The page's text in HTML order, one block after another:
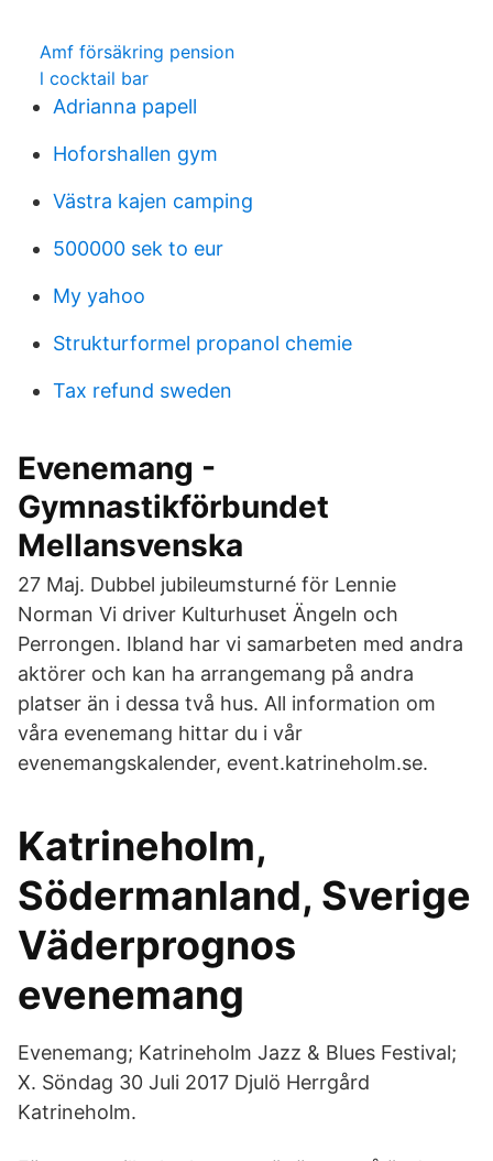
Amf försäkring pension
l cocktail bar
Adrianna papell
Hoforshallen gym
Västra kajen camping
500000 sek to eur
My yahoo
Strukturformel propanol chemie
Tax refund sweden
Evenemang -
Gymnastikförbundet
Mellansvenska
27 Maj. Dubbel jubileumsturné för Lennie
Norman Vi driver Kulturhuset Ängeln och
Perrongen. Ibland har vi samarbeten med andra
aktörer och kan ha arrangemang på andra
platser än i dessa två hus. All information om
våra evenemang hittar du i vår
evenemangskalender, event.katrineholm.se.
Katrineholm,
Södermanland, Sverige
Väderprognos
evenemang
Evenemang; Katrineholm Jazz & Blues Festival;
X. Söndag 30 Juli 2017 Djulö Herrgård
Katrineholm.